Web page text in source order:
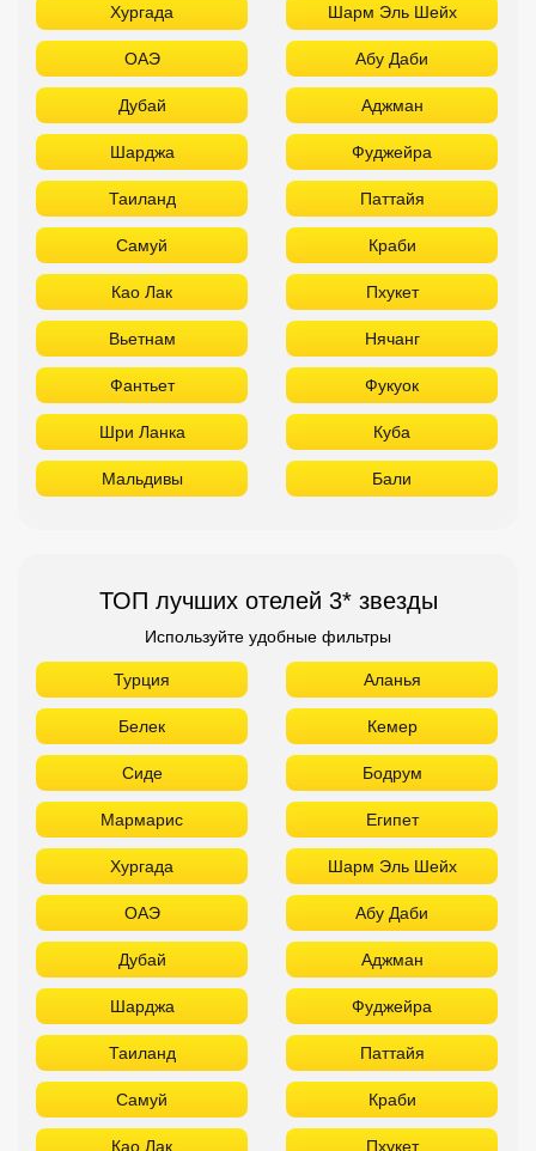
Хургада Шарм Эль Шейх
ОАЭ Абу Даби
Дубай Аджман
Шарджа Фуджейра
Таиланд Паттайя
Самуй Краби
Као Лак Пхукет
Вьетнам Нячанг
Фантьет Фукуок
Шри Ланка Куба
Мальдивы Бали
ТОП лучших отелей 3* звезды
Используйте удобные фильтры
Турция Аланья
Белек Кемер
Сиде Бодрум
Мармарис Египет
Хургада Шарм Эль Шейх
ОАЭ Абу Даби
Дубай Аджман
Шарджа Фуджейра
Таиланд Паттайя
Самуй Краби
Као Лак Пхукет